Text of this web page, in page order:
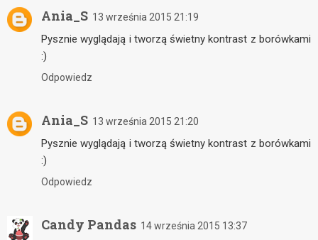
Ania_S 13 września 2015 21:19
Pysznie wyglądają i tworzą świetny kontrast z borówkami
:)
Odpowiedz
Ania_S 13 września 2015 21:20
Pysznie wyglądają i tworzą świetny kontrast z borówkami
:)
Odpowiedz
Candy Pandas 14 września 2015 13:37